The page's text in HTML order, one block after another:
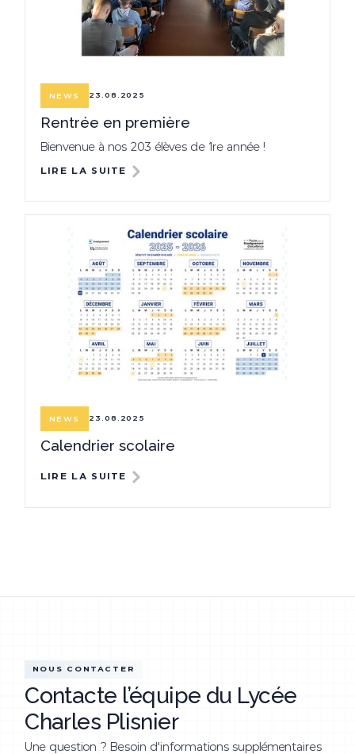
NEWS 23.08.2025
Rentrée en première
Bienvenue à nos 203 élèves de 1re année !
LIRE LA SUITE
NEWS 23.08.2025
Calendrier scolaire
LIRE LA SUITE
NOUS CONTACTER
Contacte l’équipe du Lycée
Charles Plisnier
Une question ? Besoin d'informations supplémentaires